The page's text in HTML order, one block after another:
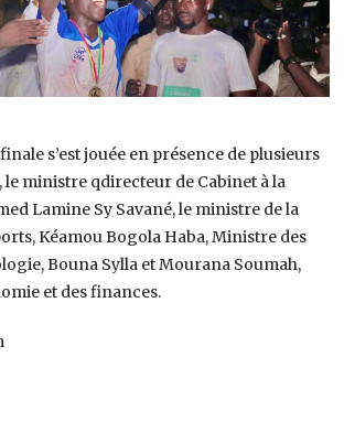
s’est jouée en présence de plusieurs
le ministre qdirecteur de Cabinet à la
Lamine Sy Savané, le ministre de la
Kéamou Bogola Haba, Ministre des
Bouna Sylla et Mourana Soumah,
et des finances.